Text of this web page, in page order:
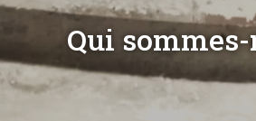
Qui